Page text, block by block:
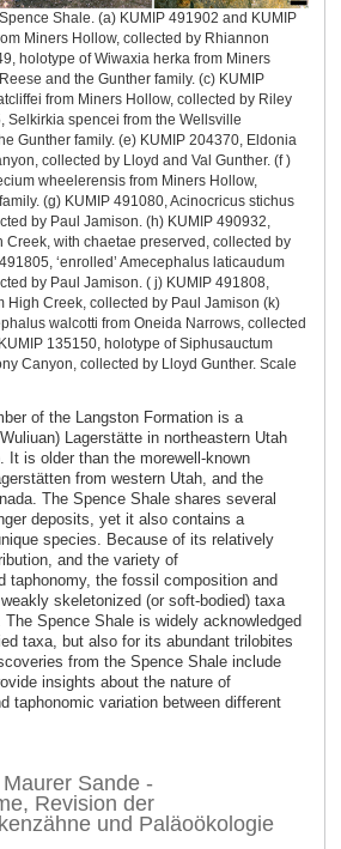
Shale. (a) KUMIP 491902 and KUMIP
Miners Hollow, collected by Rhiannon
holotype of Wiwaxia herka from Miners
and the Gunther family. (c) KUMIP
from Miners Hollow, collected by Riley
Selkirkia spencei from the Wellsville
Gunther family. (e) KUMIP 204370, Eldonia
collected by Lloyd and Val Gunther. (f )
wheelerensis from Miners Hollow,
(g) KUMIP 491080, Acinocricus stichus
by Paul Jamison. (h) KUMIP 490932,
Creek, with chaetae preserved, collected by
‘enrolled’ Amecephalus laticaudum
by Paul Jamison. ( j) KUMIP 491808,
High Creek, collected by Paul Jamison (k)
walcotti from Oneida Narrows, collected
135150, holotype of Siphusauctum
Canyon, collected by Lloyd Gunther. Scale
of the Langston Formation is a
Lagerstätte in northeastern Utah
It is older than the morewell-known
from western Utah, and the
The Spence Shale shares several
deposits, yet it also contains a
species. Because of its relatively
and the variety of
taphonomy, the fossil composition and
skeletonized (or soft-bodied) taxa
Spence Shale is widely acknowledged
taxa, but also for its abundant trilobites
from the Spence Shale include
insights about the nature of
taphonomic variation between different
Sande -
Revision der
und Paläoökologie